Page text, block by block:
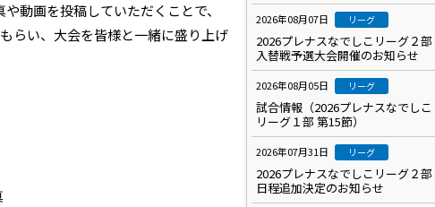
動画を投稿していただくことで、
らい、大会を皆様と一緒に盛り上げ
2026年08月07日 リーグ
2026プレナスなでしこリーグ２部
入替戦予選大会開催のお知らせ
2026年08月05日 リーグ
試合情報（2026プレナスなでしこ
リーグ１部 第15節）
2026年07月31日 リーグ
2026プレナスなでしこリーグ２部
日程追加決定のお知らせ